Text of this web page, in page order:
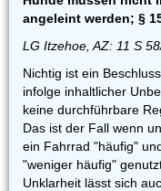
angeleint werden; §
LG Itzehoe, AZ: 11 S
Nichtig ist ein
infolge inhaltlicher
keine durchführbare
Das ist der Fall wenn
ein Fahrrad "häufig"
"weniger häufig"
Unklarheit lässt sich